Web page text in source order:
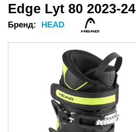
Edge Lyt 80 2023-24
Бренд: HEAD